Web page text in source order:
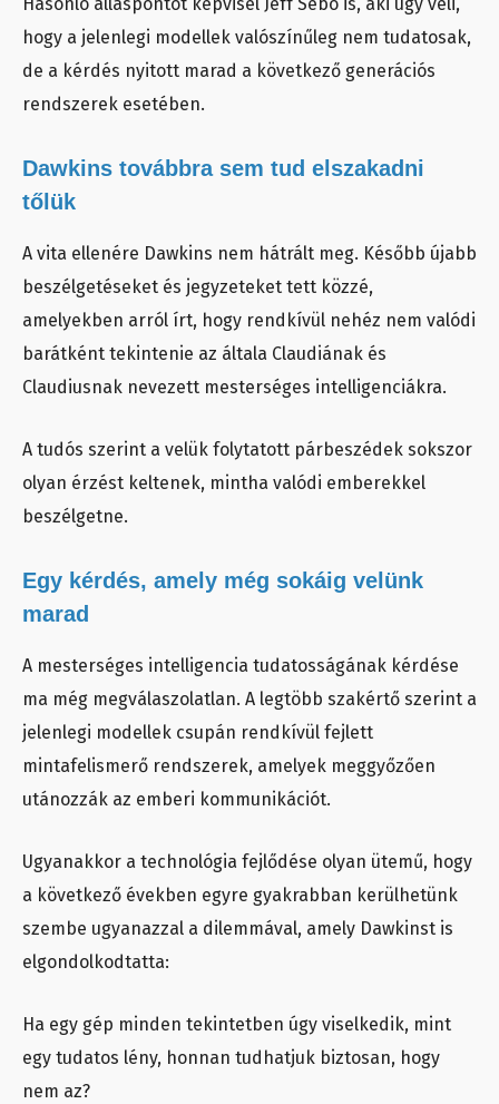
Hasonló álláspontot képvisel Jeff Sebo is, aki úgy véli,
hogy a jelenlegi modellek valószínűleg nem tudatosak,
de a kérdés nyitott marad a következő generációs
rendszerek esetében.
Dawkins továbbra sem tud elszakadni
tőlük
A vita ellenére Dawkins nem hátrált meg. Később újabb
beszélgetéseket és jegyzeteket tett közzé,
amelyekben arról írt, hogy rendkívül nehéz nem valódi
barátként tekintenie az általa Claudiának és
Claudiusnak nevezett mesterséges intelligenciákra.
A tudós szerint a velük folytatott párbeszédek sokszor
olyan érzést keltenek, mintha valódi emberekkel
beszélgetne.
Egy kérdés, amely még sokáig velünk
marad
A mesterséges intelligencia tudatosságának kérdése
ma még megválaszolatlan. A legtöbb szakértő szerint a
jelenlegi modellek csupán rendkívül fejlett
mintafelismerő rendszerek, amelyek meggyőzően
utánozzák az emberi kommunikációt.
Ugyanakkor a technológia fejlődése olyan ütemű, hogy
a következő években egyre gyakrabban kerülhetünk
szembe ugyanazzal a dilemmával, amely Dawkinst is
elgondolkodtatta:
Ha egy gép minden tekintetben úgy viselkedik, mint
egy tudatos lény, honnan tudhatjuk biztosan, hogy
nem az?